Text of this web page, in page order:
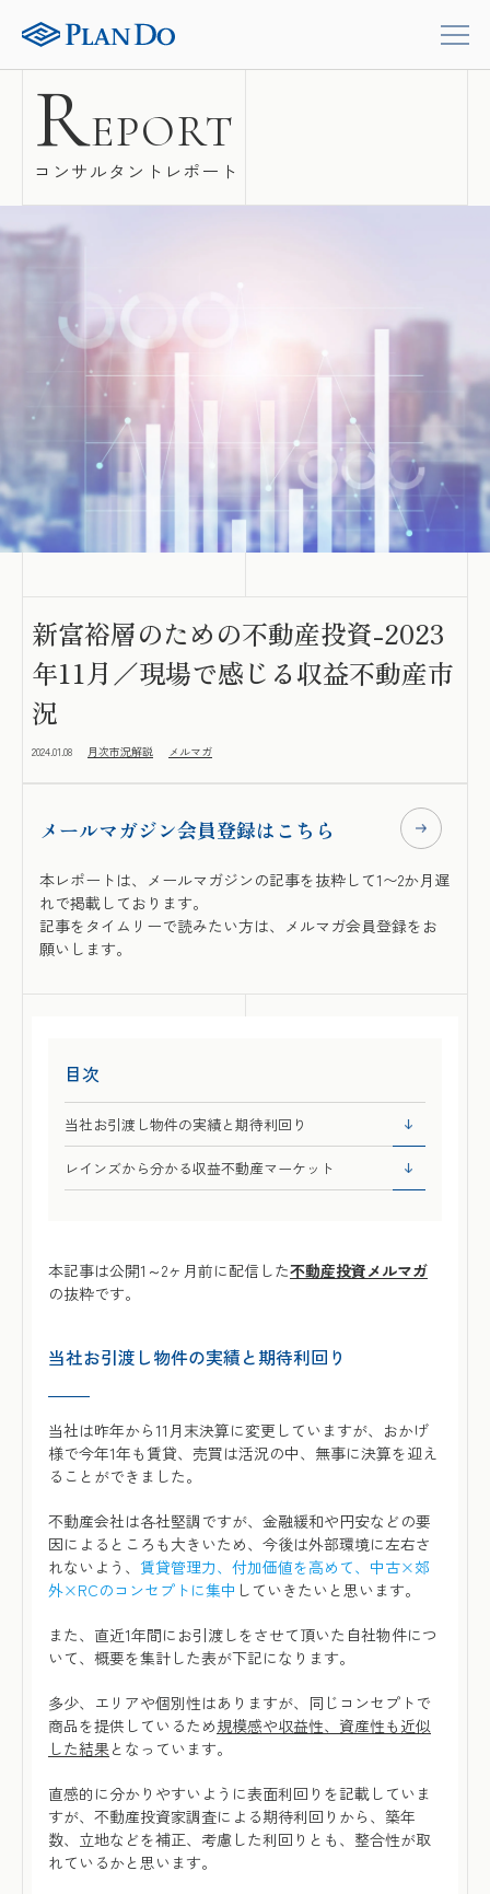
REPORT
コンサルタントレポート
新富裕層のための不動産投資-2023
年11月／現場で感じる収益不動産市
況
2024.01.08 月次市況解説 メルマガ
メールマガジン会員登録はこちら
本レポートは、メールマガジンの記事を抜粋して1〜2か月遅
れで掲載しております。
記事をタイムリーで読みたい方は、メルマガ会員登録をお
願いします。
目次
当社お引渡し物件の実績と期待利回り
レインズから分かる収益不動産マーケット
本記事は公開1～2ヶ月前に配信した不動産投資メルマガ
の抜粋です。
当社お引渡し物件の実績と期待利回り
当社は昨年から11月末決算に変更していますが、おかげ
様で今年1年も賃貸、売買は活況の中、無事に決算を迎え
ることができました。
不動産会社は各社堅調ですが、金融緩和や円安などの要
因によるところも大きいため、今後は外部環境に左右さ
れないよう、 賃貸管理力、付加価値を高めて、中古×郊
外×RCのコンセプトに集中 していきたいと思います。
また、直近1年間にお引渡しをさせて頂いた自社物件につ
いて、概要を集計した表が下記になります。
多少、エリアや個別性はありますが、同じコンセプトで
商品を提供しているため規模感や収益性、資産性も近似
した結果 となっています。
直感的に分かりやすいように表面利回りを記載していま
すが、不動産投資家調査による期待利回りから、築年
数、立地などを補正、考慮した利回りとも、整合性が取
れているかと思います。